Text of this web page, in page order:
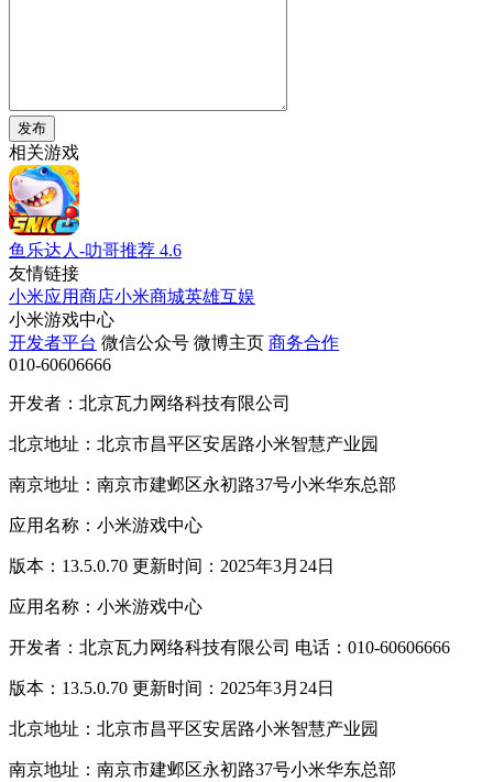
发布
相关游戏
鱼乐达人-叻哥推荐 4.6
友情链接
小米应用商店小米商城英雄互娱
小米游戏中心
开发者平台 微信公众号 微博主页 商务合作
010-60606666
开发者：北京瓦力网络科技有限公司
北京地址：北京市昌平区安居路小米智慧产业园
南京地址：南京市建邺区永初路37号小米华东总部
应用名称：小米游戏中心
版本：13.5.0.70 更新时间：2025年3月24日
应用名称：小米游戏中心
开发者：北京瓦力网络科技有限公司 电话：010-60606666
版本：13.5.0.70 更新时间：2025年3月24日
北京地址：北京市昌平区安居路小米智慧产业园
南京地址：南京市建邺区永初路37号小米华东总部